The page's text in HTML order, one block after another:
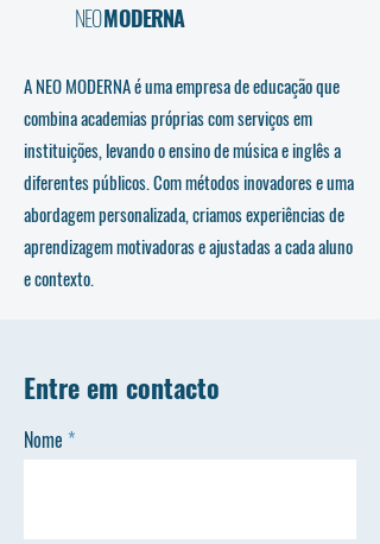
NEOMODERNA
A NEO MODERNA é uma empresa de educação que
combina academias próprias com serviços em
instituições, levando o ensino de música e inglês a
diferentes públicos. Com métodos inovadores e uma
abordagem personalizada, criamos experiências de
aprendizagem motivadoras e ajustadas a cada aluno
e contexto.
Entre em contacto
Nome